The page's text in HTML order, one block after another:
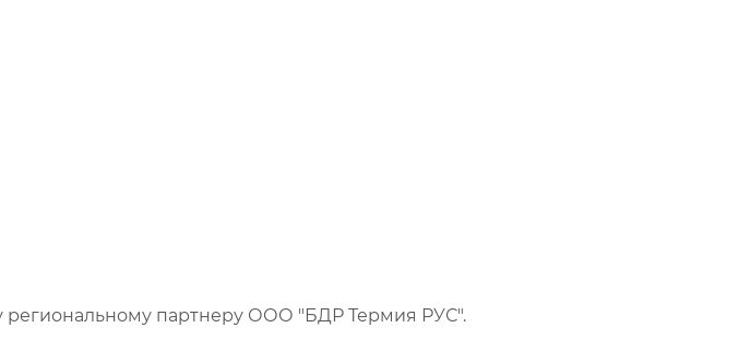
региональному партнеру ООО "БДР Термия РУС".